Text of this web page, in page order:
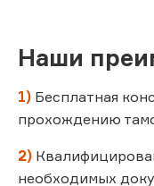
Наши
1) Бесплатная
прохождению
2)
необходимых